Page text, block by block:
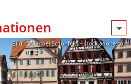
Bild: @Manuel Schönfeld – stock.adobe.com